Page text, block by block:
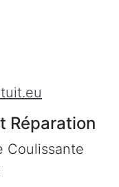
Réparation
Coulissante